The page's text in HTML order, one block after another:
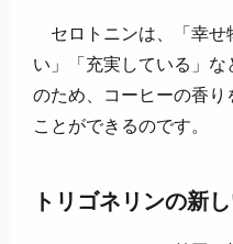
セロトニンは、「幸せ
い」「充実している」
のため、コーヒーの香
ことができるのです。
トリゴネリンの新